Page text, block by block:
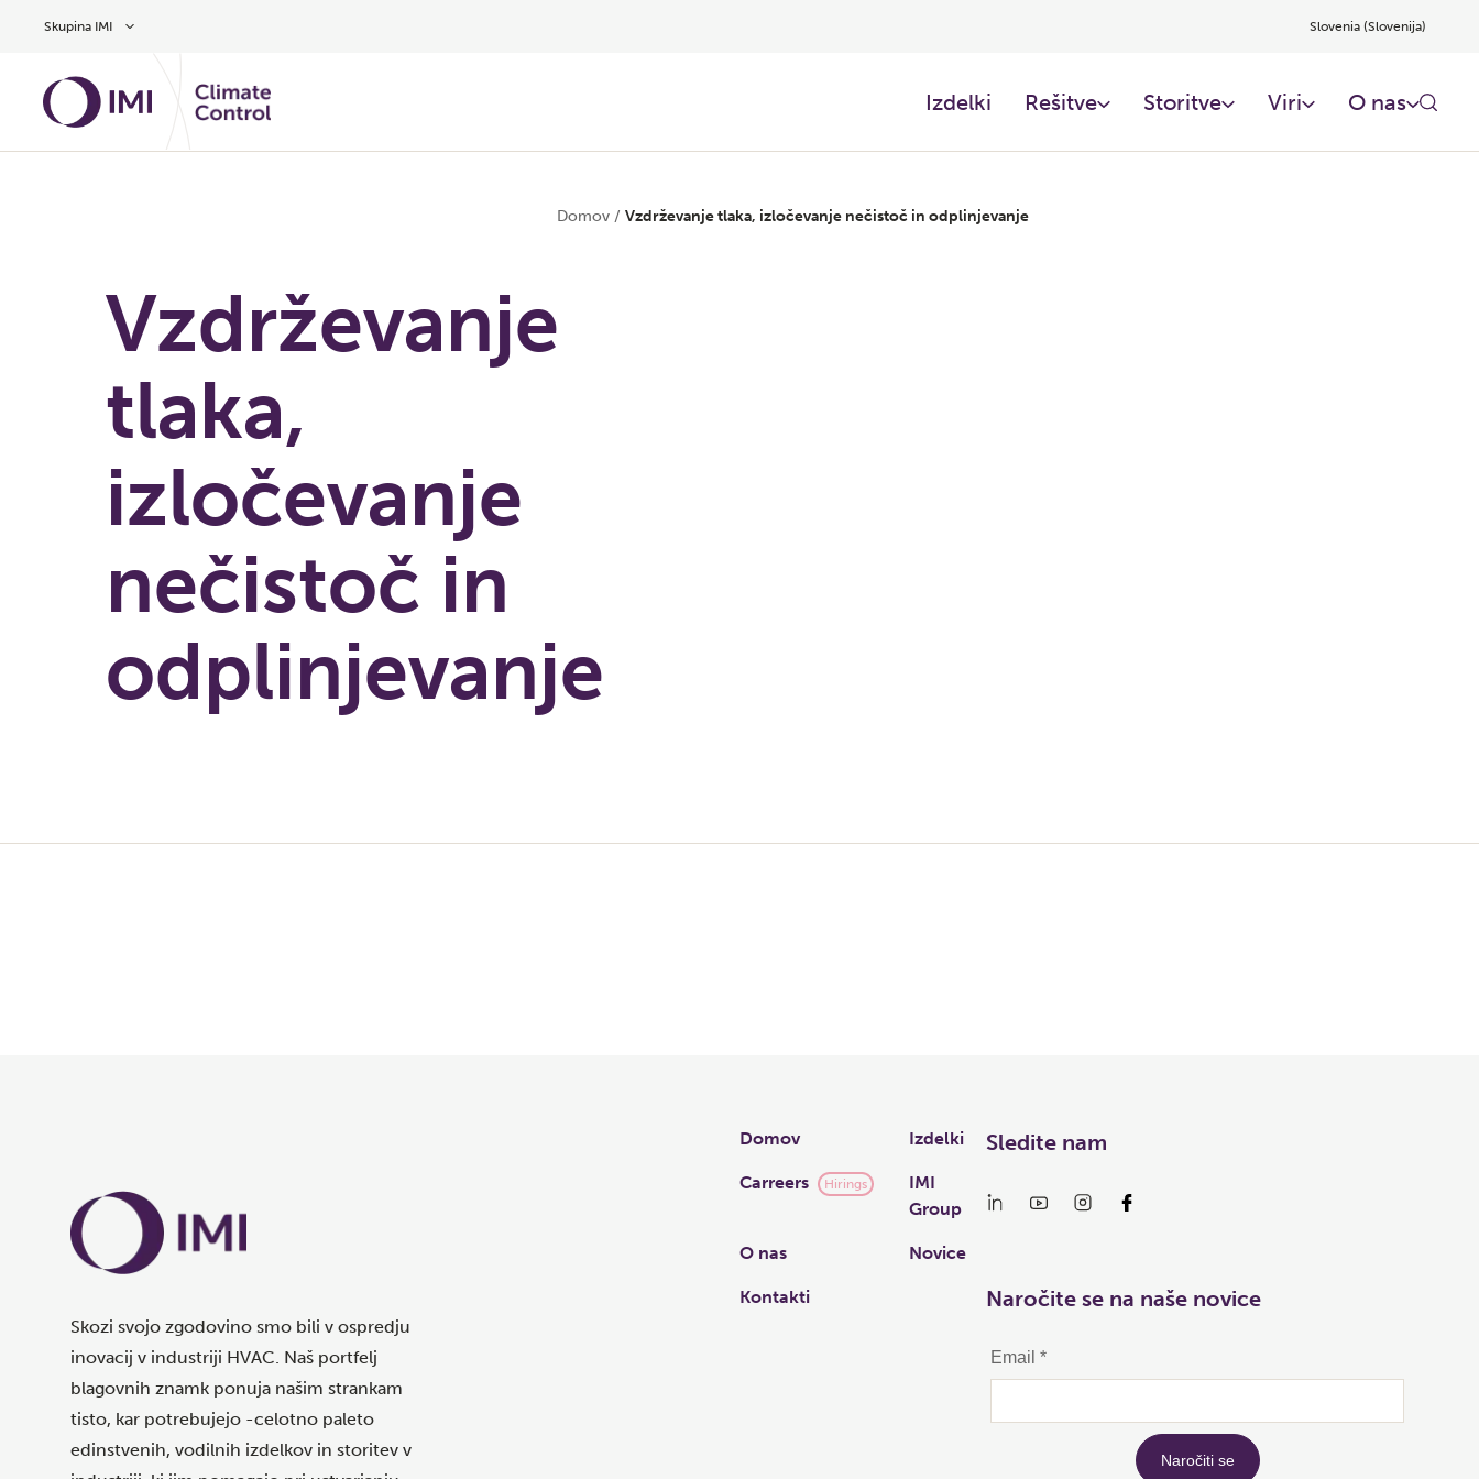
Skupina IMI Slovenia (Slovenija)
Izdelki Rešitve Storitve Viri O nas
Domov/ Vzdrževanje tlaka, izločevanje nečistoč in odplinjevanje
Vzdrževanje
tlaka,
izločevanje
nečistoč in
odplinjevanje
Skozi svojo zgodovino smo bili v ospredju
inovacij v industriji HVAC. Naš portfelj
blagovnih znamk ponuja našim strankam
tisto, kar potrebujejo -celotno paleto
edinstvenih, vodilnih izdelkov in storitev v
Links
Domov Izdelki
Carreers Hirings
IMI
Group
O nas Novice
Kontakti
Sledite nam
Naročite se na naše novice